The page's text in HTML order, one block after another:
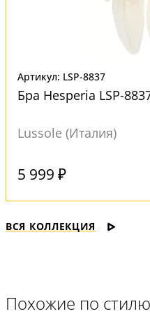
Артикул: LSP-8837
Бра Hesperia LSP-
Lussole (Италия)
5 999 ₽
ВСЯ КОЛЛЕКЦИЯ
Похожие по стилю